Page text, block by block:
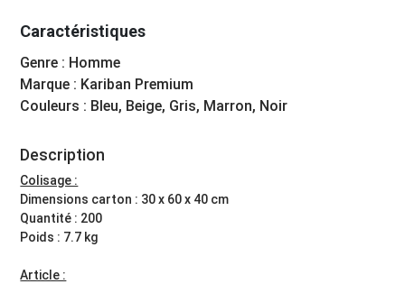
Caractéristiques
Genre : Homme
Marque : Kariban Premium
Couleurs : Bleu, Beige, Gris, Marron, Noir
Description
Colisage :
Dimensions carton : 30 x 60 x 40 cm
Quantité : 200
Poids : 7.7 kg
Article :